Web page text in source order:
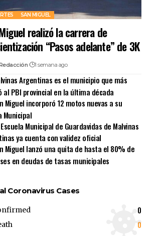
SAN MIGUEL
realizó la carrera de
“Pasos adelante” de 3K
1 semana ago
Argentinas es el municipio que más
al PBI provincial en la última década
Miguel incorporó 12 motos nuevas a su
Municipal
Municipal de Guardavidas de Malvinas
ya cuenta con validez oficial
Miguel lanzó una quita de hasta el 80% de
en deudas de tasas municipales
Coronavirus Cases
0
0